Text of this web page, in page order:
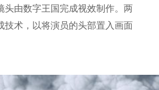
头由数字王国完成视效制作。两
技术，以将演员的头部置入画面